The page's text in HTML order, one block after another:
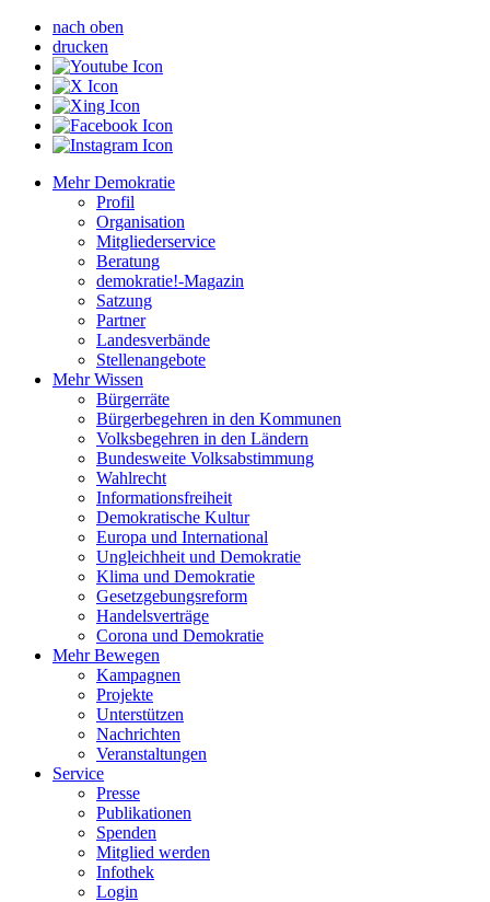
nach oben
drucken
Mehr Demokratie
Profil
Organisation
Mitgliederservice
Beratung
demokratie!-Magazin
Satzung
Partner
Landesverbände
Stellenangebote
Mehr Wissen
Bürgerräte
Bürgerbegehren in den Kommunen
Volksbegehren in den Ländern
Bundesweite Volksabstimmung
Wahlrecht
Informationsfreiheit
Demokratische Kultur
Europa und International
Ungleichheit und Demokratie
Klima und Demokratie
Gesetzgebungsreform
Handelsverträge
Corona und Demokratie
Mehr Bewegen
Kampagnen
Projekte
Unterstützen
Nachrichten
Veranstaltungen
Service
Presse
Publikationen
Spenden
Mitglied werden
Infothek
Login